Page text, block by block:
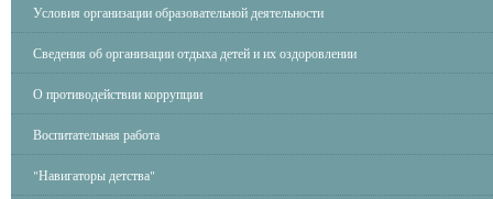
Условия организации образовательной деятельности
Сведения об организации отдыха детей и их оздоровлении
О противодействии коррупции
Воспитательная работа
"Навигаторы детства"